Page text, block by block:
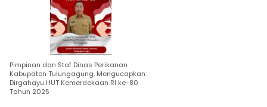
Pimpinan dan Staf Dinas Perikanan
Kabupaten Tulungagung, Mengucapkan:
Dirgahayu HUT Kemerdekaan RI ke-80
Tahun 2025